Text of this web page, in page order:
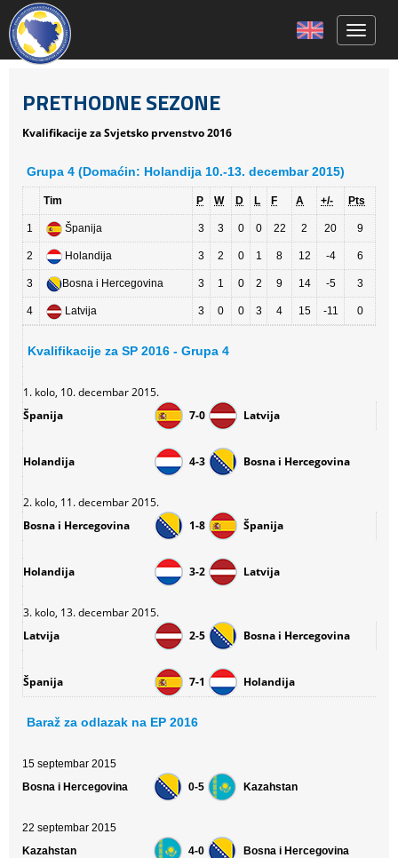
PRETHODNE SEZONE
Kvalifikacije za Svjetsko prvenstvo 2016
Grupa 4 (Domaćin: Holandija 10.-13. decembar 2015)
Tim P W D L F A +/- Pts
1 Španija 3 3 0 0 22 2 20 9
2 Holandija 3 2 0 1 8 12 -4 6
3 Bosna i Hercegovina 3 1 0 2 9 14 -5 3
4 Latvija 3 0 0 3 4 15 -11 0
Kvalifikacije za SP 2016 - Grupa 4
1. kolo, 10. decembar 2015.
Španija
7-0 Latvija
Holandija 4-3 Bosna i Hercegovina
2. kolo, 11. decembar 2015.
Bosna i Hercegovina
1-8 Španija
Holandija 3-2 Latvija
3. kolo, 13. decembar 2015.
Latvija
2-5 Bosna i Hercegovina
Španija 7-1 Holandija
Baraž za odlazak na EP 2016
15 septembar 2015
Bosna i Hercegovina
0-5 Kazahstan
22 septembar 2015
Kazahstan
4-0 Bosna i Hercegovina